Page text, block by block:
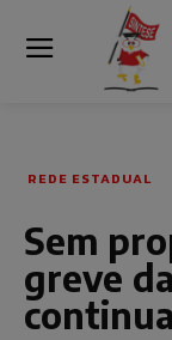
REDE ESTADUAL
Sem
greve
continua